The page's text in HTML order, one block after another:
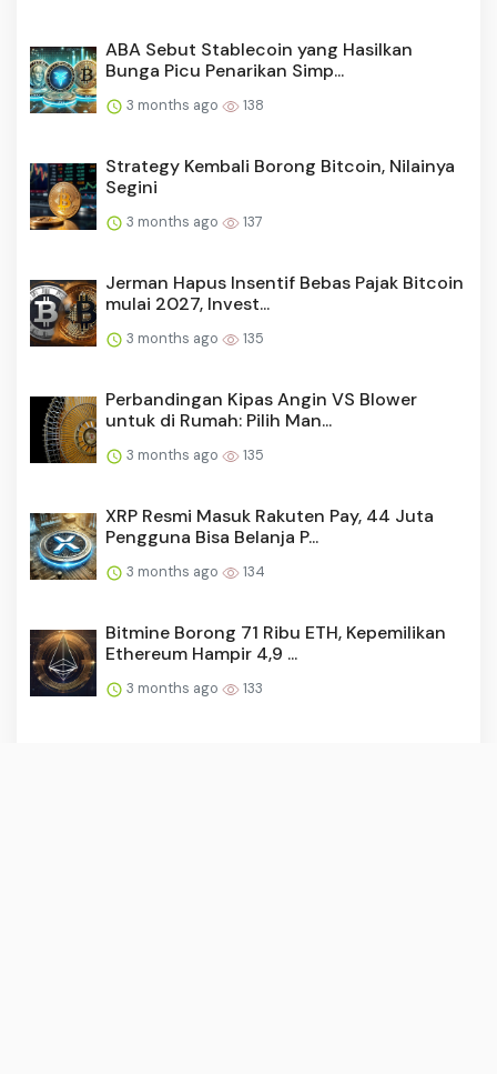
ABA Sebut Stablecoin yang Hasilkan
Bunga Picu Penarikan Simp...
3 months ago 138
Strategy Kembali Borong Bitcoin, Nilainya
Segini
3 months ago 137
Jerman Hapus Insentif Bebas Pajak Bitcoin
mulai 2027, Invest...
3 months ago 135
Perbandingan Kipas Angin VS Blower
untuk di Rumah: Pilih Man...
3 months ago 135
XRP Resmi Masuk Rakuten Pay, 44 Juta
Pengguna Bisa Belanja P...
3 months ago 134
Bitmine Borong 71 Ribu ETH, Kepemilikan
Ethereum Hampir 4,9 ...
3 months ago 133